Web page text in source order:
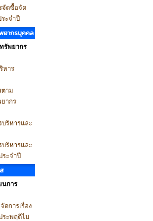
จัดซื้อจัด
ะจำปี
ยากรบุคคล
รัพยากร
หาร
ตาม
ากร
ริหารและ
บริหารและ
ะจำปี
นการ
ดการเรื่อง
ระพฤติไม่